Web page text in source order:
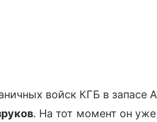
войск КГБ в запасе
. На тот момент он